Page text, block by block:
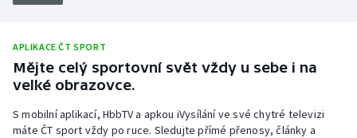
Rychlobruslení
Rychlostní kanoistika
Short track
APLIKACE ČT SPORT
Mějte celý sportovní svět vždy u sebe i na
velké obrazovce.
S mobilní aplikací, HbbTV a apkou iVysílání ve své chytré televizi
máte ČT sport vždy po ruce. Sledujte přímé přenosy, články a